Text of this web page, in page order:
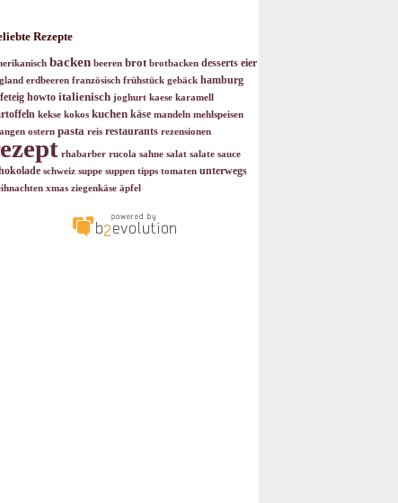
Rezepte
backen beeren brot brotbacken desserts eier
erdbeeren französisch frühstück gebäck hamburg
howto italienisch joghurt kaese karamell
kekse kokos kuchen käse mandeln mehlspeisen
ostern pasta reis restaurants rezensionen
rhabarber rucola sahne salat salate sauce
schweiz suppe suppen tipps tomaten unterwegs
xmas ziegenkäse äpfel